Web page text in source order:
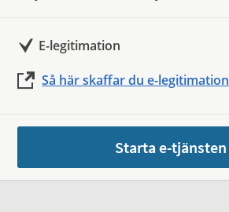
E-legitimation
Så här skaffar du e-legitimation
Starta e-tjänsten